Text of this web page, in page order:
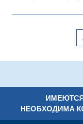
НЕОБХОДИМА